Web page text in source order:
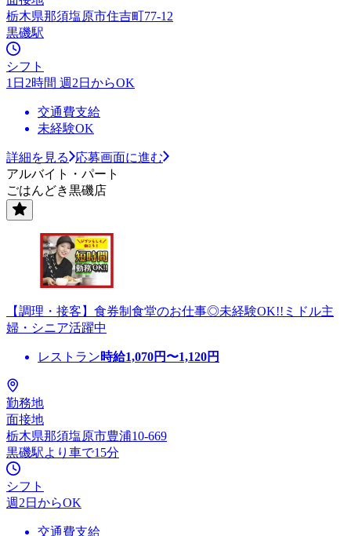
栃木県那須塩原市住吉町77-12
黒磯駅
シフト
1日2時間 週2日からOK
交通費支給
未経験OK
詳細を見る
応募画面に進む
アルバイト・パート
ごはんどき黒磯店
【調理・接客】食券制食堂のお仕事◎未経験OK!!ミドル主
婦・シニア活躍中
レストラン時給1,070円〜1,120円
勤務地
面接地
栃木県那須塩原市豊浦10-669
黒磯駅より車で15分
シフト
週2日からOK
交通費支給